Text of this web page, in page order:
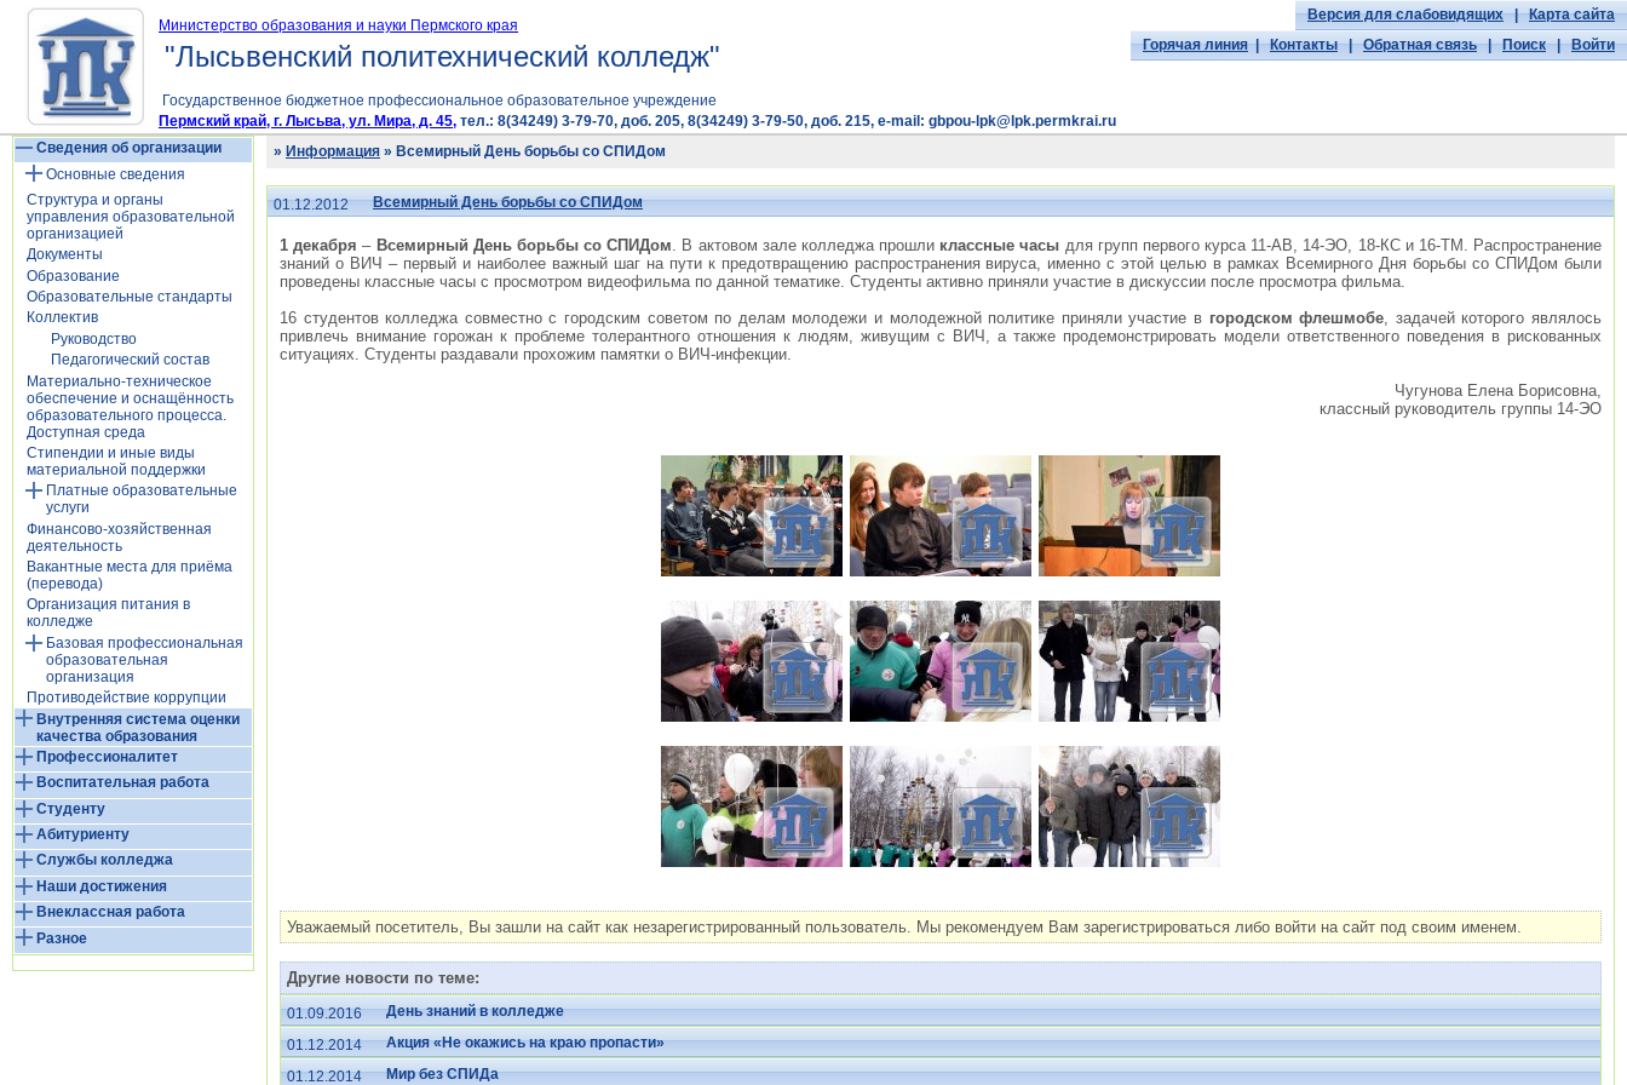
Министерство образования и науки Пермского края
"Лысьвенский политехнический колледж"
Версия для слабовидящих|Карта сайта
Горячая линия|Контакты|Обратная связь|Поиск|Войти
Государственное бюджетное профессиональное образовательное учреждение
Пермский край, г. Лысьва, ул. Мира, д. 45, тел.: 8(34249) 3-79-70, доб. 205, 8(34249) 3-79-50, доб. 215, e-mail: gbpou-lpk@lpk.permkrai.ru
Сведения об организации
Основные сведения
Структура и органы
управления образовательной
организацией
Документы
Образование
Образовательные стандарты
Коллектив
Руководство
Педагогический состав
Материально-техническое
обеспечение и оснащённость
образовательного процесса.
Доступная среда
Стипендии и иные виды
материальной поддержки
Платные образовательные
услуги
Финансово-хозяйственная
деятельность
Вакантные места для приёма
(перевода)
Организация питания в
колледже
Базовая профессиональная
образовательная
организация
Противодействие коррупции
Внутренняя система оценки
качества образования
Профессионалитет
Воспитательная работа
Студенту
Абитуриенту
Службы колледжа
Наши достижения
Внеклассная работа
Разное
» Информация » Всемирный День борьбы со СПИДом
01.12.2012 Всемирный День борьбы со СПИДом
1 декабря – Всемирный День борьбы со СПИДом. В актовом зале колледжа прошли классные часы для групп первого курса 11-АВ, 14-ЭО, 18-КС и 16-ТМ. Распространение
знаний о ВИЧ – первый и наиболее важный шаг на пути к предотвращению распространения вируса, именно с этой целью в рамках Всемирного Дня борьбы со СПИДом были
проведены классные часы с просмотром видеофильма по данной тематике. Студенты активно приняли участие в дискуссии после просмотра фильма.
16 студентов колледжа совместно с городским советом по делам молодежи и молодежной политике приняли участие в городском флешмобе, задачей которого являлось
привлечь внимание горожан к проблеме толерантного отношения к людям, живущим с ВИЧ, а также продемонстрировать модели ответственного поведения в рискованных
ситуациях. Студенты раздавали прохожим памятки о ВИЧ-инфекции.
Чугунова Елена Борисовна,
классный руководитель группы 14-ЭО
Уважаемый посетитель, Вы зашли на сайт как незарегистрированный пользователь. Мы рекомендуем Вам зарегистрироваться либо войти на сайт под своим именем.
Другие новости по теме:
01.09.2016
День знаний в колледже
01.12.2014
Акция «Не окажись на краю пропасти»
01.12.2014
Мир без СПИДа